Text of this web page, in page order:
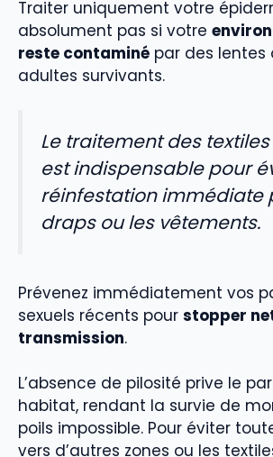
Traiter uniquement votre
absolument pas si votre
reste contaminé par des lentes
adultes survivants.
Le traitement des textiles
est indispensable pour
réinfestation immédiate
draps ou les vêtements.
Prévenez immédiatement vos
sexuels récents pour stopper
transmission.
L’absence de pilosité prive le
habitat, rendant la survie de
poils impossible. Pour éviter
vers d’autres zones ou les